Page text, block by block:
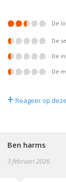
De
De
De
De
+ Reageer op
Ben harms
3 februari 2026